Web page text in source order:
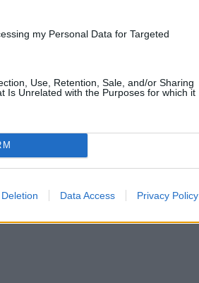
my Personal Data for Targeted
Use, Retention, Sale, and/or Sharing
Is Unrelated with the Purposes for which it
Data Access Privacy Policy